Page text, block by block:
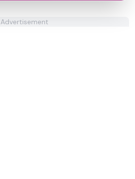
Advertisement